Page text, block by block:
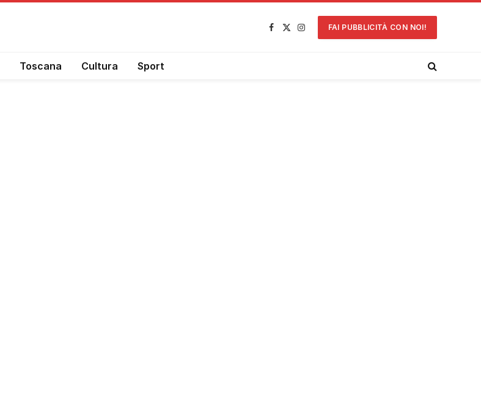
Facebook
X
Instagram
FAI PUBBLICITÀ CON NOI!
Toscana Cultura Sport